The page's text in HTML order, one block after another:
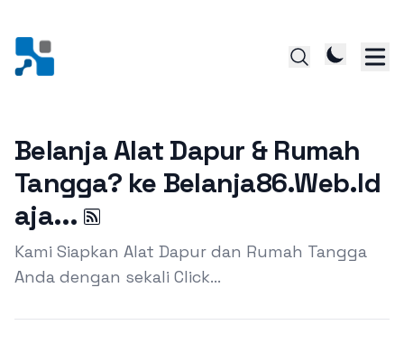
Belanja Alat Dapur & Rumah
Tangga? ke Belanja86.Web.Id
aja...
Kami Siapkan Alat Dapur dan Rumah Tangga
Anda dengan sekali Click...